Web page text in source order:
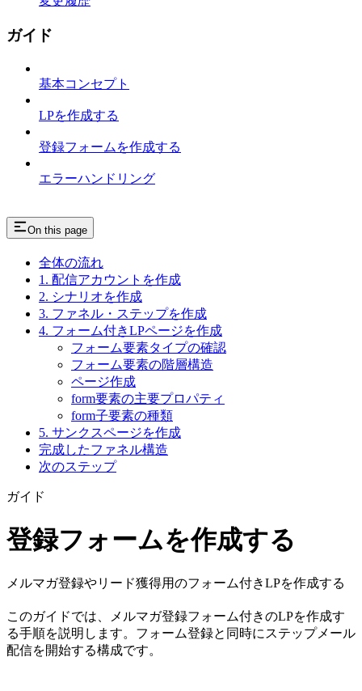
ガイド
基本コンセプト
LPを作成する
登録フォームを作成する
エラーハンドリング
On this page
全体の流れ
1. 配信アカウントを作成
2. シナリオを作成
3. ファネル・ステップを作成
4. フォーム付きLPページを作成
フォーム要素タイプの確認
フォーム要素の階層構造
ページ作成
form要素の主要プロパティ
form子要素の種類
5. サンクスページを作成
完成したファネル構造
次のステップ
ガイド
登録フォームを作成する
メルマガ登録やリード獲得用のフォーム付きLPを作成する
このガイドでは、メルマガ登録フォーム付きのLPを作成す
る手順を説明します。フォーム登録と同時にステップメール
配信を開始する構成です。